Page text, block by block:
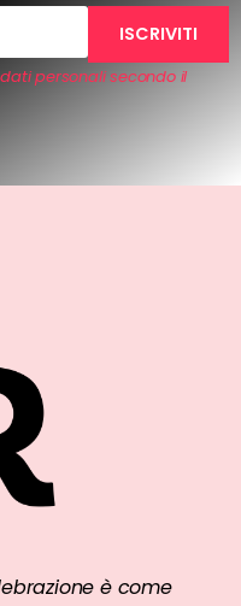
personali secondo il
è come